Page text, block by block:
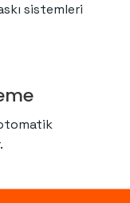
sistemleri